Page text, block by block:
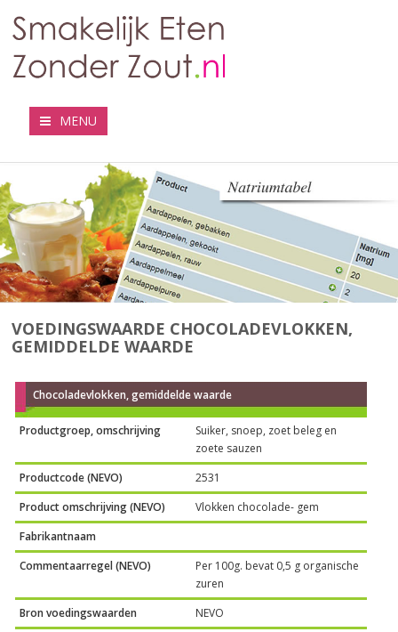
MENU
VOEDINGSWAARDE CHOCOLADEVLOKKEN,
GEMIDDELDE WAARDE
Chocoladevlokken, gemiddelde waarde
Productgroep, omschrijving
Suiker, snoep, zoet beleg en
zoete sauzen
Productcode (NEVO)
2531
Product omschrijving (NEVO)
Vlokken chocolade- gem
Fabrikantnaam
Commentaarregel (NEVO)
Per 100g. bevat 0,5 g organische
zuren
Bron voedingswaarden
NEVO